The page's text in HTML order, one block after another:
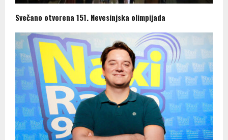
Svečano otvorena 151. Nevesinjska olimpijada